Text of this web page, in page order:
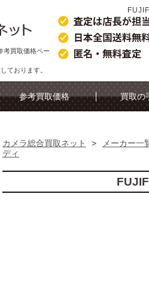
考買取価格ペー
ております。
参考買取価格 買取の
カメラ総合買取ネット > メーカー一
ディ